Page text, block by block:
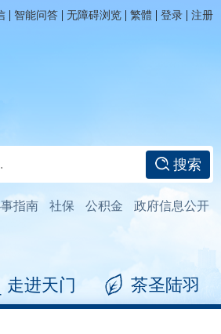
| 智能问答 | 无障碍浏览 | 繁體 | 登录 | 注册
搜索
指南 社保 公积金 政府信息公开
走进天门 茶圣陆羽